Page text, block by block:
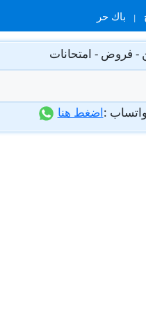
باك حر
فروض - امتحانات
:اضغط هنا